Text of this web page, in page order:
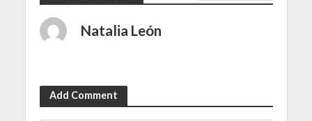
Natalia León
Add Comment